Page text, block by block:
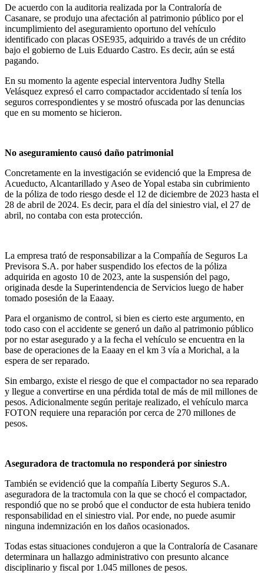
De acuerdo con la auditoria realizada por la Contraloría de
Casanare, se produjo una afectación al patrimonio público por el
incumplimiento del aseguramiento oportuno del vehículo
identificado con placas OSE935, adquirido a través de un crédito
bajo el gobierno de Luis Eduardo Castro. Es decir, aún se está
pagando.
En su momento la agente especial interventora Judhy Stella
Velásquez expresó el carro compactador accidentado sí tenía los
seguros correspondientes y se mostró ofuscada por las denuncias
que en su momento se hicieron.
No aseguramiento causó daño patrimonial
Concretamente en la investigación se evidenció que la Empresa de
Acueducto, Alcantarillado y Aseo de Yopal estaba sin cubrimiento
de la póliza de todo riesgo desde el 12 de diciembre de 2023 hasta el
28 de abril de 2024. Es decir, para el día del siniestro vial, el 27 de
abril, no contaba con esta protección.
La empresa trató de responsabilizar a la Compañía de Seguros La
Previsora S.A. por haber suspendido los efectos de la póliza
adquirida en agosto 10 de 2023, ante la suspensión del pago,
originada desde la Superintendencia de Servicios luego de haber
tomado posesión de la Eaaay.
Para el organismo de control, si bien es cierto este argumento, en
todo caso con el accidente se generó un daño al patrimonio público
por no estar asegurado y a la fecha el vehículo se encuentra en la
base de operaciones de la Eaaay en el km 3 vía a Morichal, a la
espera de ser reparado.
Sin embargo, existe el riesgo de que el compactador no sea reparado
y llegue a convertirse en una pérdida total de más de mil millones de
pesos. Adicionalmente según peritaje realizado, el vehículo marca
FOTON requiere una reparación por cerca de 270 millones de
pesos.
Aseguradora de tractomula no responderá por siniestro
También se evidenció que la compañía Liberty Seguros S.A.
aseguradora de la tractomula con la que se chocó el compactador,
respondió que no se probó que el conductor de esta hubiera tenido
responsabilidad en el siniestro vial. Por ende, no puede asumir
ninguna indemnización en los daños ocasionados.
Todas estas situaciones condujeron a que la Contraloría de Casanare
determinara un hallazgo administrativo con presunto alcance
disciplinario y fiscal por 1.045 millones de pesos.